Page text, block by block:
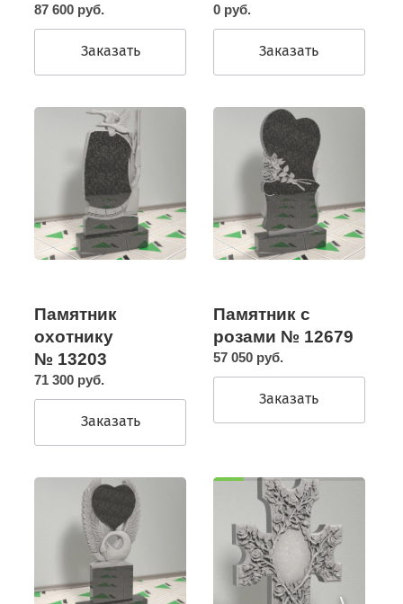
87 600 руб.
Заказать
0 руб.
Заказать
Памятник
охотнику
№ 13203
71 300 руб.
Заказать
Памятник с
розами № 12679
57 050 руб.
Заказать